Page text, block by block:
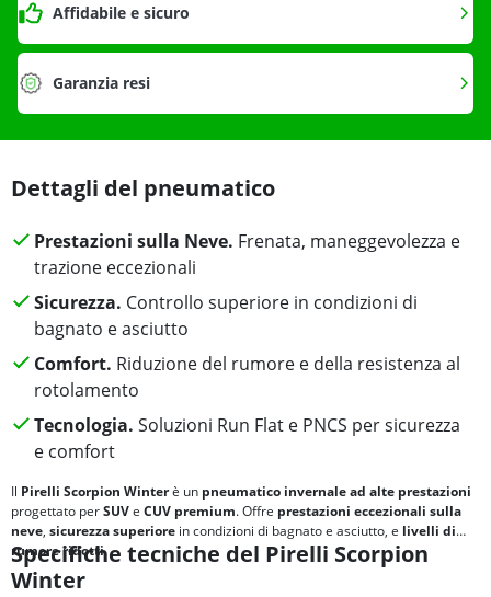
Affidabile e sicuro
Garanzia resi
Dettagli del pneumatico
Prestazioni sulla Neve. Frenata, maneggevolezza e
trazione eccezionali
Sicurezza. Controllo superiore in condizioni di
bagnato e asciutto
Comfort. Riduzione del rumore e della resistenza al
rotolamento
Tecnologia. Soluzioni Run Flat e PNCS per sicurezza
e comfort
Il Pirelli Scorpion Winterè un pneumatico invernale ad alte prestazioni
progettato perSUVe CUV premium. Offre prestazioni eccezionali sulla
neve, sicurezza superiore in condizioni di bagnato e asciutto, e livelli di
rumore ridotti.
Specifiche tecniche del Pirelli Scorpion
Winter